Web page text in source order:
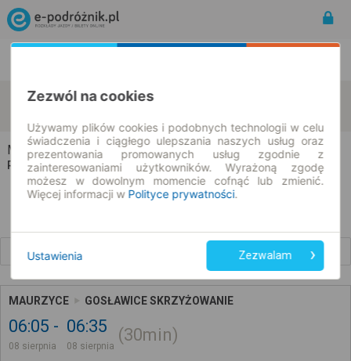
Maurzyce
Gosławice
Maurzyce → Gosławice
Rozkład jazdy i bilety
MAURZYCE GOSŁAWICE SKRZYŻOWANIE
06:05
08 sierpnia
06:35
08 sierpnia
30min
Zezwól na cookies
Używamy plików cookies i podobnych technologii w celu
świadczenia i ciągłego ulepszania naszych usług oraz
prezentowania promowanych usług zgodnie z
zainteresowaniami użytkowników. Wyrażoną zgodę
możesz w dowolnym momencie cofnąć lub zmienić.
Więcej informacji w Polityce prywatności.
Ustawienia Zezwalam